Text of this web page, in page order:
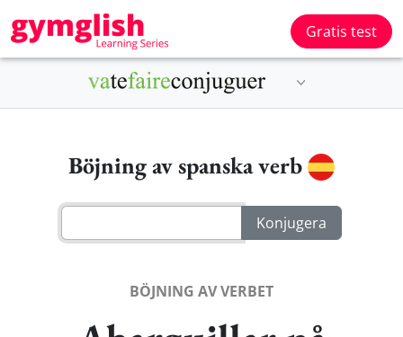
Gratis test
Böjning av spanska verb
BÖJNING AV VERBET